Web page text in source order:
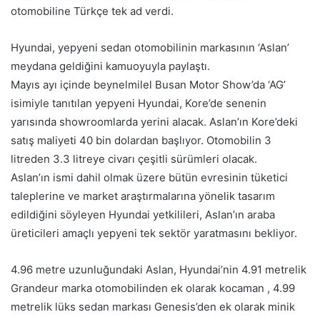
otomobiline Türkçe tek ad verdi.
Hyundai, yepyeni sedan otomobilinin markasının ‘Aslan’
meydana geldiğini kamuoyuyla paylaştı.
Mayıs ayı içinde beynelmilel Busan Motor Show’da ‘AG’
isimiyle tanıtılan yepyeni Hyundai, Kore’de senenin
yarısında showroomlarda yerini alacak. Aslan’ın Kore’deki
satış maliyeti 40 bin dolardan başlıyor. Otomobilin 3
litreden 3.3 litreye civarı çeşitli sürümleri olacak.
Aslan’ın ismi dahil olmak üzere bütün evresinin tüketici
taleplerine ve market araştırmalarına yönelik tasarım
edildiğini söyleyen Hyundai yetkilileri, Aslan’ın araba
üreticileri amaçlı yepyeni tek sektör yaratmasını bekliyor.
4.96 metre uzunluğundaki Aslan, Hyundai’nin 4.91 metrelik
Grandeur marka otomobilinden ek olarak kocaman , 4.99
metrelik lüks sedan markası Genesis’den ek olarak minik